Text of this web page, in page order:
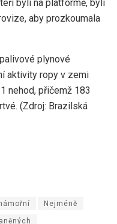
byli na platformě, byli
aby prozkoumala
plynové
aktivity ropy v zemi
nehod, přičemž 183
(Zdroj: Brazilská
Nejméně